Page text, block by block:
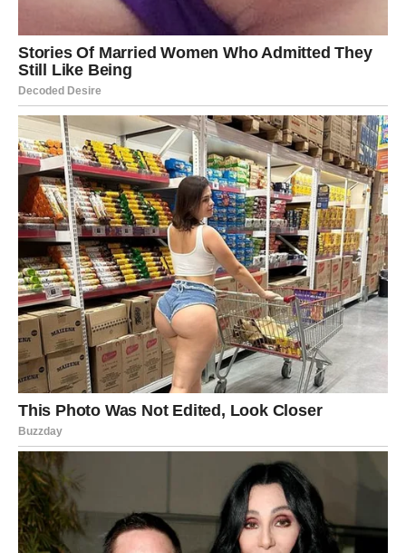
vrata sreće
Ovo nije običan period u vašem životu. Zvijezde pokazuju
da ste veoma blizu velikih promjena koje bi mogle
donijeti mnogo sreće, uspjeha i lijepih trenutaka.
Svemir vam sada šalje poruku da ne odustajete od svojih
snova, čak i onda kada vam se čini da je put težak.
Pred vama su dani tokom kojih biste mogli shvatiti da je
sreća mnogo bliže nego što ste mislili i da vam sudbina
konačno sprema život kakav zaslužujete.